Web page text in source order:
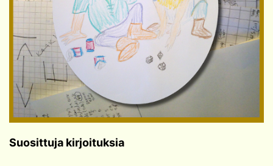
Suosittuja kirjoituksia